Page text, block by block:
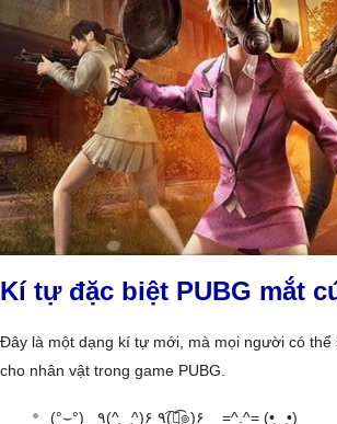
Kí tự đặc biệt PUBG mắt
Đây là một dạng kí tự mới, mà mọi người có thể
cho nhân vật trong game PUBG.
(°⌣°) ٩(^‿^)۶ ٩(͡๏̮͡๏)۶ =^.^= (•‿•)